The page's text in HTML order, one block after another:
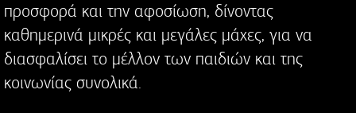
προσφορά και την αφοσίωση, δίνοντας
καθημερινά μικρές και μεγάλες μάχες, για να
διασφαλίσει το μέλλον των παιδιών και της
κοινωνίας συνολικά.